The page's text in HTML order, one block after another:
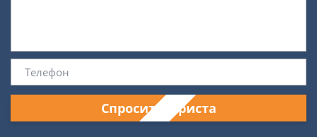
Спросить юриста